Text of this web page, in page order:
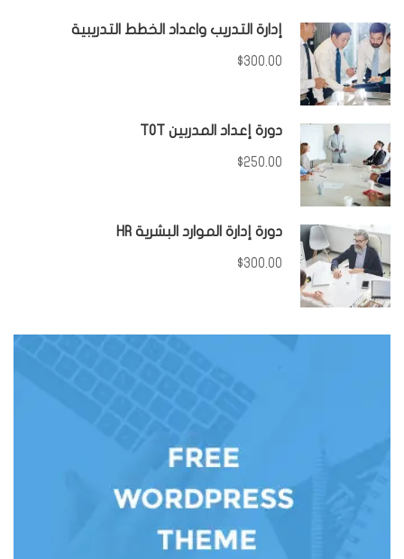
إدارة التدريب واعداد الخطط التدريبية
$300.00
دورة إعداد المدربين TOT
$250.00
دورة إدارة الموارد البشرية HR
$300.00